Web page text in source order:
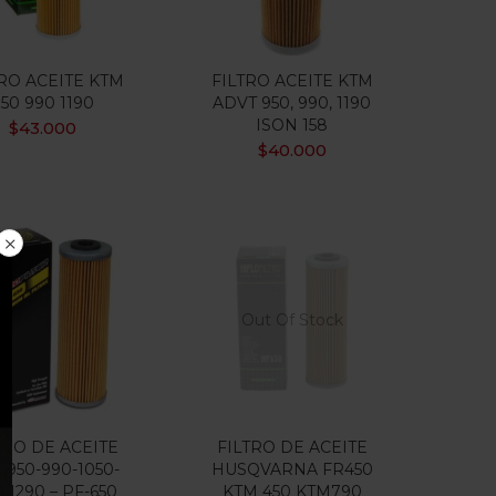
ACEITE KTM
990 1190
$43.000
FILTRO ACEITE KTM
ADVT 950, 990, 1190
ISON 158
$40.000
DE ACEITE
950-990-1050-
1290 – PF-650
FILTRO DE ACEITE
HUSQVARNA FR450
KTM 450 KTM790